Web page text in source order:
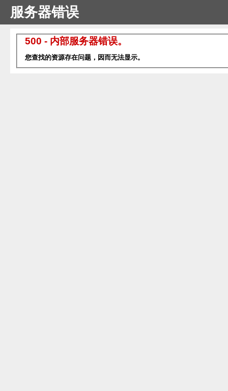
服务器错误
500 - 内部服务器错误。
您查找的资源存在问题，因而无法显示。